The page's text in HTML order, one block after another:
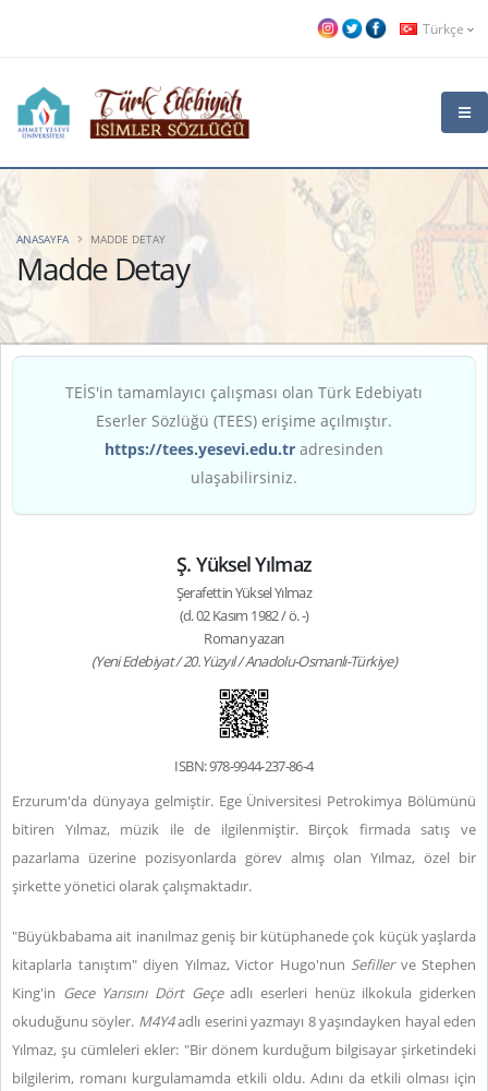
Türkçe
Madde Detay
ANASAYFA MADDE DETAY
TEİS'in tamamlayıcı çalışması olan Türk Edebiyatı
Eserler Sözlüğü (TEES) erişime açılmıştır.
https://tees.yesevi.edu.tr adresinden
ulaşabilirsiniz.
Ş. Yüksel Yılmaz
Şerafettin Yüksel Yılmaz
(d. 02 Kasım 1982 / ö. -)
Roman yazarı
(Yeni Edebiyat / 20. Yüzyıl / Anadolu-Osmanlı-Türkiye)
ISBN: 978-9944-237-86-4
Erzurum'da dünyaya gelmiştir. Ege Üniversitesi Petrokimya Bölümünü
bitiren Yılmaz, müzik ile de ilgilenmiştir. Birçok firmada satış ve
pazarlama üzerine pozisyonlarda görev almış olan Yılmaz, özel bir
şirkette yönetici olarak çalışmaktadır.
"Büyükbabama ait inanılmaz geniş bir kütüphanede çok küçük yaşlarda
kitaplarla tanıştım" diyen Yılmaz, Victor Hugo'nun Sefillerve Stephen
King'in Gece Yarısını Dört Geçeadlı eserleri henüz ilkokula giderken
okuduğunu söyler. M4Y4adlı eserini yazmayı 8 yaşındayken hayal eden
Yılmaz, şu cümleleri ekler: "Bir dönem kurduğum bilgisayar şirketindeki
bilgilerim, romanı kurgulamamda etkili oldu. Adını da etkili olması için